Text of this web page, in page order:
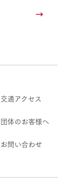
交通アクセス
団体のお客様へ
お問い合わせ